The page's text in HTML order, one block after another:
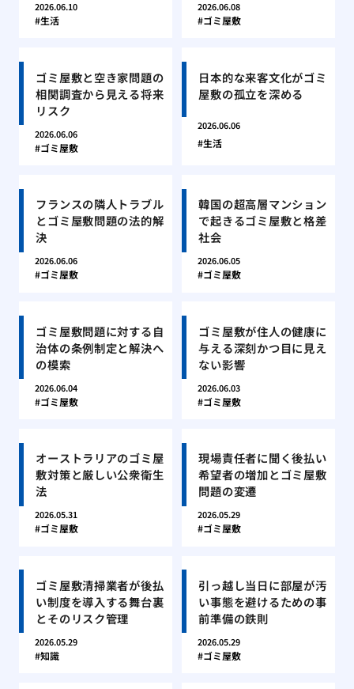
2026.06.10
生活
2026.06.08
ゴミ屋敷
ゴミ屋敷と空き家問題の
相関調査から見える将来
リスク
2026.06.06
ゴミ屋敷
日本的な来客文化がゴミ
屋敷の孤立を深める
2026.06.06
生活
フランスの隣人トラブル
とゴミ屋敷問題の法的解
決
2026.06.06
ゴミ屋敷
韓国の超高層マンション
で起きるゴミ屋敷と格差
社会
2026.06.05
ゴミ屋敷
ゴミ屋敷問題に対する自
治体の条例制定と解決へ
の模索
2026.06.04
ゴミ屋敷
ゴミ屋敷が住人の健康に
与える深刻かつ目に見え
ない影響
2026.06.03
ゴミ屋敷
オーストラリアのゴミ屋
敷対策と厳しい公衆衛生
法
2026.05.31
ゴミ屋敷
現場責任者に聞く後払い
希望者の増加とゴミ屋敷
問題の変遷
2026.05.29
ゴミ屋敷
ゴミ屋敷清掃業者が後払
い制度を導入する舞台裏
とそのリスク管理
2026.05.29
知識
引っ越し当日に部屋が汚
い事態を避けるための事
前準備の鉄則
2026.05.29
ゴミ屋敷